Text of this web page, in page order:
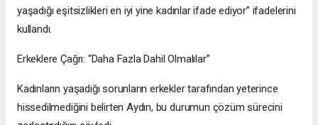
yaşadığı eşitsizlikleri en iyi yine kadınlar ifade ediyor” ifadelerini
kullandı.
Erkeklere Çağrı: “Daha Fazla Dahil Olmalılar”
Kadınların yaşadığı sorunların erkekler tarafından yeterince
hissedilmediğini belirten Aydın, bu durumun çözüm sürecini